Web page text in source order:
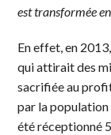
est transformée
En effet, en
qui attirait des
sacrifiée au
par la population
été réceptionné